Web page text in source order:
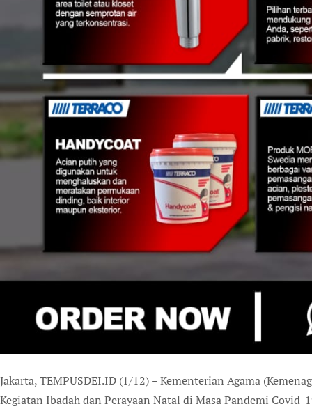
Jakarta, TEMPUSDEI.ID (1/12) – Kementerian Agama
Kegiatan Ibadah dan Perayaan Natal di Masa Pandemi